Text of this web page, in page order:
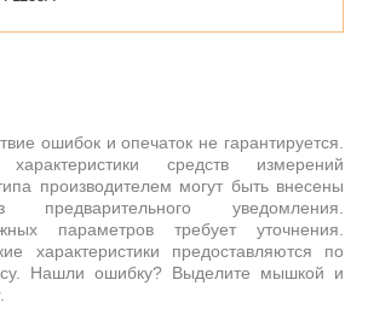
ошибок и опечаток не гарантируется.
средств измерений
производителем могут быть внесены
уведомления.
параметров требует уточнения.
характеристики предоставляются по
Нашли ошибку? Выделите мышкой и